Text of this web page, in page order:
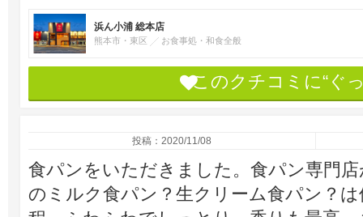
浜ん小浦 総本店
熊本市・東区 お食事処・和食全般
このクチコミに“ぐ
投稿：2020/11/08
食パンをいただきました。食パン専門
のミルク食パン？生クリーム食パン？